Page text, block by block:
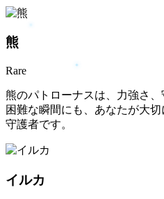
熊
Rare
熊のパトローナスは、力強さ、
困難な瞬間にも、あなたが大
守護者です。
イルカ